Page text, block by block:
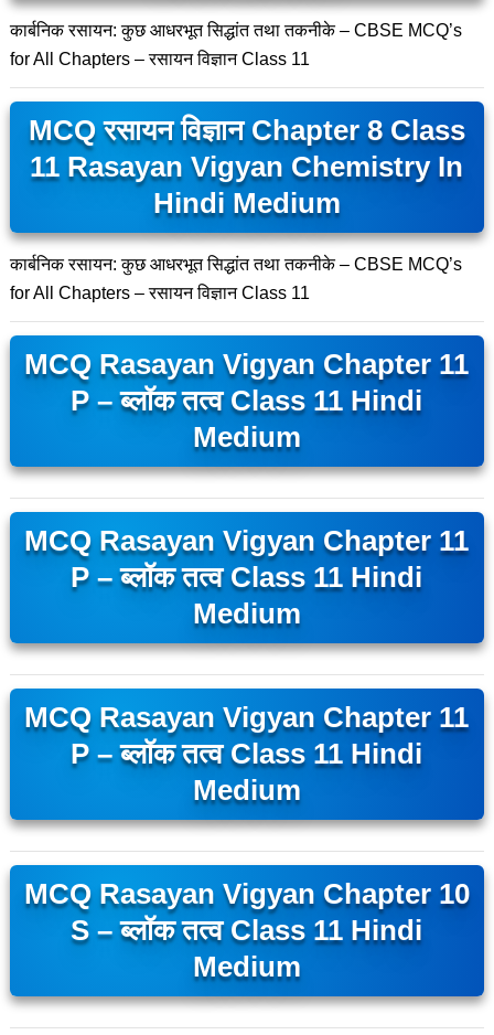
कार्बनिक रसायन: कुछ आधरभूत सिद्धांत तथा तकनीके – CBSE MCQ’s
for All Chapters – रसायन विज्ञान Class 11
MCQ रसायन विज्ञान Chapter 8 Class
11 Rasayan Vigyan Chemistry In
Hindi Medium
कार्बनिक रसायन: कुछ आधरभूत सिद्धांत तथा तकनीके – CBSE MCQ’s
for All Chapters – रसायन विज्ञान Class 11
MCQ Rasayan Vigyan Chapter 11
P – ब्लॉक तत्व Class 11 Hindi
Medium
MCQ Rasayan Vigyan Chapter 11
P – ब्लॉक तत्व Class 11 Hindi
Medium
MCQ Rasayan Vigyan Chapter 11
P – ब्लॉक तत्व Class 11 Hindi
Medium
MCQ Rasayan Vigyan Chapter 10
S – ब्लॉक तत्व Class 11 Hindi
Medium